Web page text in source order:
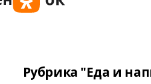
Рубрика "Еда и